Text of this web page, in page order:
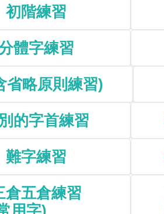
初階練習
體字練習
省略原則練習)
的字首練習
難字練習
倉五倉練習
用字)